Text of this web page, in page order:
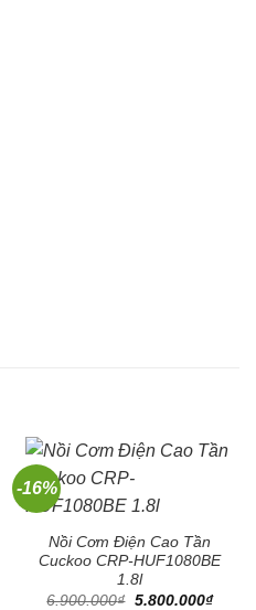
-16%
Nồi Cơm Điện Cao Tần
Cuckoo CRP-HUF1080BE
1.8l
6.900.000₫ Giá
5.800.000₫Giá